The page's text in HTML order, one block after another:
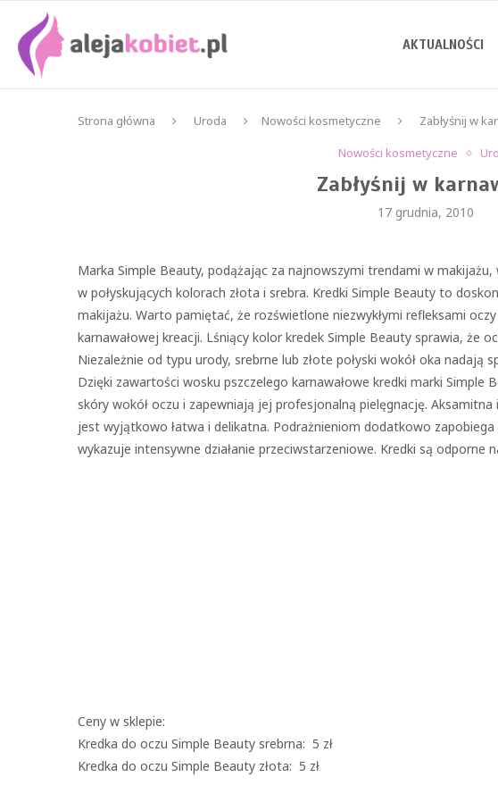
AKTUALNOŚCI
Strona główna Uroda Nowości kosmetyczne
Zabłyśnij w
Nowości kosmetyczne
Zabłyśnij w
17 grudnia, 2010
Marka Simple Beauty, podążając za najnowszymi trendami w
w połyskujących kolorach złota i srebra. Kredki Simple Beauty to
makijażu. Warto pamiętać, że rozświetlone niezwykłymi refleksami
karnawałowej kreacji. Lśniący kolor kredek Simple Beauty sprawia, że
Niezależnie od typu urody, srebrne lub złote połyski wokół oka nadają
Dzięki zawartości wosku pszczelego karnawałowe kredki marki Simple
skóry wokół oczu i zapewniają jej profesjonalną pielęgnację.
jest wyjątkowo łatwa i delikatna. Podrażnieniom dodatkowo
wykazuje intensywne działanie przeciwstarzeniowe. Kredki są odporne
Ceny w sklepie:
Kredka do oczu Simple Beauty srebrna: 5 zł
Kredka do oczu Simple Beauty złota: 5 zł